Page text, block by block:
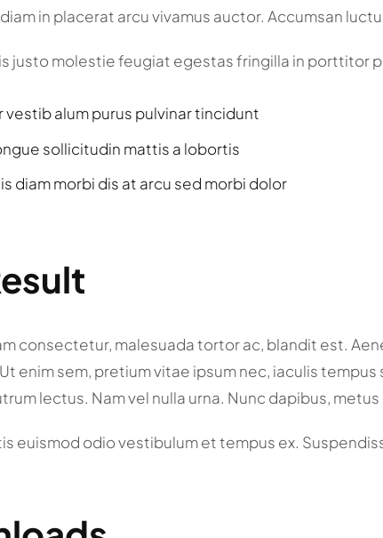
in placerat arcu vivamus auctor. Accumsan
justo molestie feugiat egestas fringilla in porttitor
vestib alum purus pulvinar tincidunt
sollicitudin mattis a lobortis
diam morbi dis at arcu sed morbi dolor
consectetur, malesuada tortor ac, blandit est.
enim sem, pretium vitae ipsum nec, iaculis
lectus. Nam vel nulla urna. Nunc dapibus,
euismod odio vestibulum et tempus ex.